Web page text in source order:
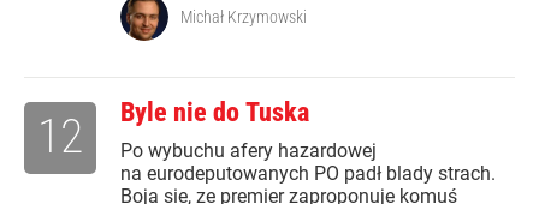
Michał Krzymowski
Byle nie do Tuska
Po wybuchu afery hazardowej
na eurodeputowanych PO padł blady strach.
Boja sie, ze premier zaproponuje komuś
12